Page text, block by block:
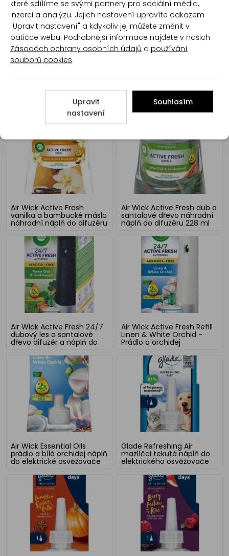
19 ml
Air Wick Essential Oils Blue
cedr elektrický osvěžovač
vzduchu komplet 19 ml
Air Wick Active Fresh
prádlo a bílá orchidej
náhradní náplň do difuzéru
228 ml
Air Wick Active Fresh
vanilka a bambucké máslo
náhradní náplň do difuzéru
Air Wick Active Fresh dub a
santalové dřevo náhradní
náplň do difuzéru 228 ml
Air Wick Active Fresh 24/7
dubový les a santalové
dřevo difuzér a náplň do
osvěžovače vzduchu 228
Air Wick Active Fresh Refill
Linen & White Orchid -
Prádlo a orchidej
automatický osvěžovač
komplet 228 ml
Air Wick Essential Oils
prádlo a bílá orchidej náplň
do elektrické osvěžovače
Glade Refreshing Air
mazlíčci tekutá náplň do
elektrického osvěžovače
které sdílíme se svými partnery pro sociální média,
inzerci a analýzu. Jejich nastavení upravíte odkazem
"Upravit nastavení" a kdykoliv jej můžete změnit v
patičce webu. Podrobnější informace najdete v našich
Zásadách ochrany osobních údajů a používání
souborů cookies.
Upravit
nastavení
Souhlasím